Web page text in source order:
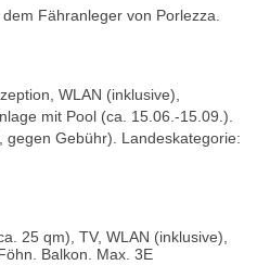
Fähranleger von Porlezza.
WLAN (inklusive),
mit Pool (ca. 15.06.-15.09.).
gegen Gebühr). Landeskategorie:
25 qm), TV, WLAN (inklusive),
Balkon. Max. 3E